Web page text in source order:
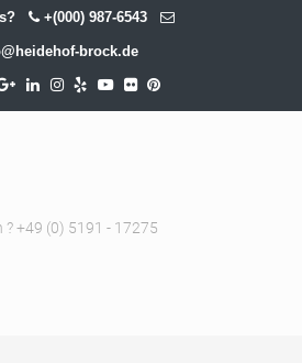
+(000) 987-6543
brock.de
? +49 (0) 5191 - 17275